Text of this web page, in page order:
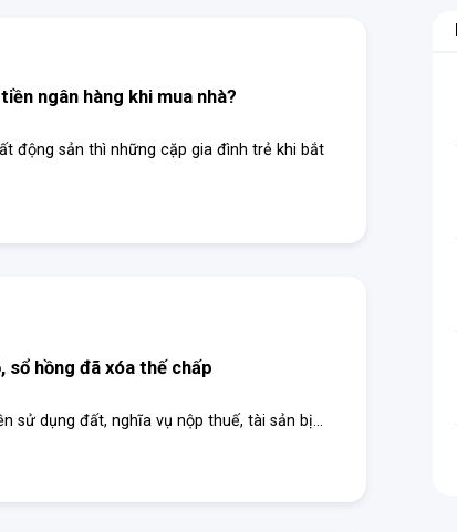
ngân hàng khi mua nhà?
động sản thì những cặp gia đình trẻ khi bắt
sổ hồng đã xóa thế chấp
sử dụng đất, nghĩa vụ nộp thuế, tài sản bị...